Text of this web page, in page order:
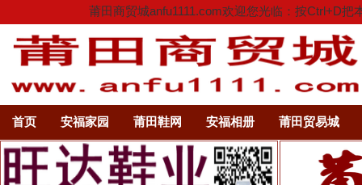
莆田商贸城anfu1111.com欢迎您光临：按Ctrl+D
首页 安福家园 莆田鞋网 安福相册 莆田贸易城